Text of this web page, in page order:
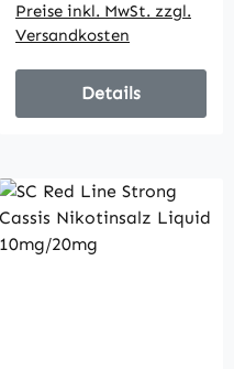
Preise inkl. MwSt. zzgl.
Versandkosten
Details